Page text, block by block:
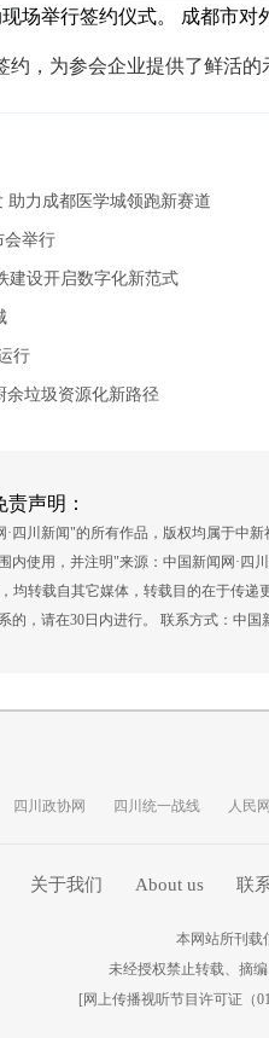
场举行签约仪式。 成都市对
，为参会企业提供了鲜活的
助力成都医学城领跑新赛道
会举行
建设开启数字化新范式
行
余垃圾资源化新路径
声明：
川新闻"的所有作品，版权均属于中
内使用，并注明"来源：中国新闻网·
均转载自其它媒体，转载目的在于传
，请在30日内进行。 联系方式：中国
四川政协网 四川统一战线 人民
关于我们 About us 联
本网站所刊载
未经授权禁止转载、摘
[网上传播视听节目许可证（